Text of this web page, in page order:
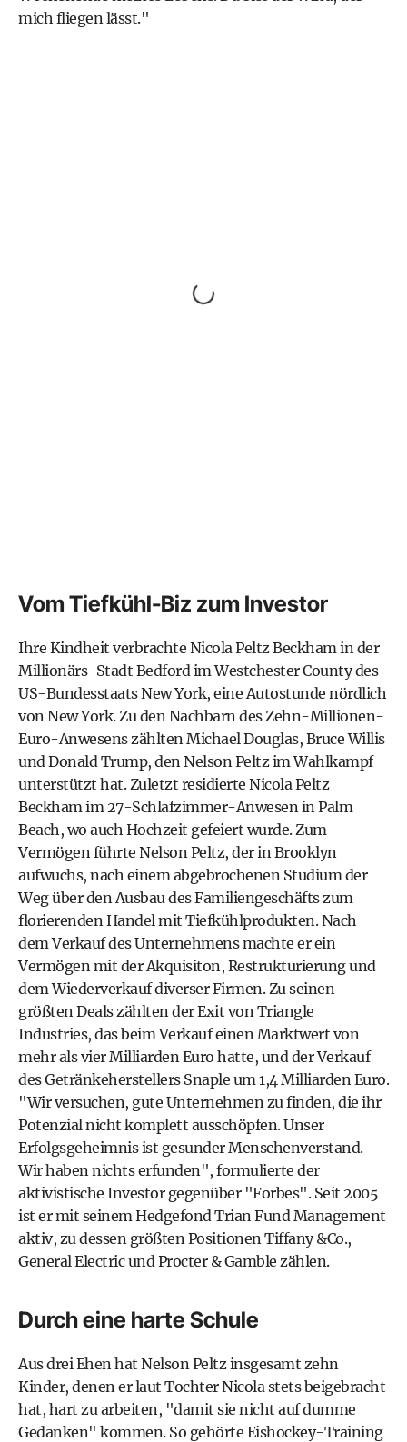
mich fliegen lässt."
Vom Tiefkühl-Biz zum Investor
Ihre Kindheit verbrachte Nicola Peltz Beckham in der
Millionärs-Stadt Bedford im Westchester County des
US-Bundesstaats New York, eine Autostunde nördlich
von New York. Zu den Nachbarn des Zehn-Millionen-
Euro-Anwesens zählten Michael Douglas, Bruce Willis
und Donald Trump, den Nelson Peltz im Wahlkampf
unterstützt hat. Zuletzt residierte Nicola Peltz
Beckham im 27-Schlafzimmer-Anwesen in Palm
Beach, wo auch Hochzeit gefeiert wurde. Zum
Vermögen führte Nelson Peltz, der in Brooklyn
aufwuchs, nach einem abgebrochenen Studium der
Weg über den Ausbau des Familiengeschäfts zum
florierenden Handel mit Tiefkühlprodukten. Nach
dem Verkauf des Unternehmens machte er ein
Vermögen mit der Akquisiton, Restrukturierung und
dem Wiederverkauf diverser Firmen. Zu seinen
größten Deals zählten der Exit von Triangle
Industries, das beim Verkauf einen Marktwert von
mehr als vier Milliarden Euro hatte, und der Verkauf
des Getränkeherstellers Snaple um 1,4 Milliarden Euro.
"Wir versuchen, gute Unternehmen zu finden, die ihr
Potenzial nicht komplett ausschöpfen. Unser
Erfolgsgeheimnis ist gesunder Menschenverstand.
Wir haben nichts erfunden", formulierte der
aktivistische Investor gegenüber "Forbes". Seit 2005
ist er mit seinem Hedgefond Trian Fund Management
aktiv, zu dessen größten Positionen Tiffany &Co.,
General Electric und Procter & Gamble zählen.
Durch eine harte Schule
Aus drei Ehen hat Nelson Peltz insgesamt zehn
Kinder, denen er laut Tochter Nicola stets beigebracht
hat, hart zu arbeiten, "damit sie nicht auf dumme
Gedanken" kommen. So gehörte Eishockey-Training